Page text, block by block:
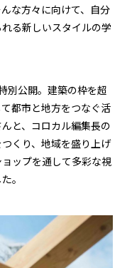
な方々に向けて、自分
る新しいスタイルの学
別公開。建築の枠を超
都市と地方をつなぐ活
と、コロカル編集長の
くり、地域を盛り上げ
ップを通して多彩な視
。